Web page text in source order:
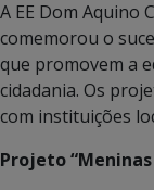
A EE Dom Aquino
comemorou o
que promovem a
cidadania. Os
com instituições
Projeto